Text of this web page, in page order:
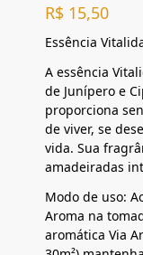
R$ 15,50
Essência
A essência
de Junípero e
proporciona
de viver, se
vida. Sua
amadeiradas
Modo de uso:
Aroma na
aromática Via